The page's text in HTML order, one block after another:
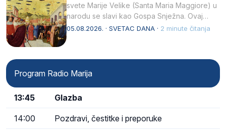
svete Marije Velike (Santa Maria Maggiore) u
narodu se slavi kao Gospa Snježna. Ovaj
naziv, Sancta Maria…
05.08.2026. · SVETAC DANA · 2 minute čitanja
Program Radio Marija
13:45 Glazba
14:00 Pozdravi, čestitke i preporuke